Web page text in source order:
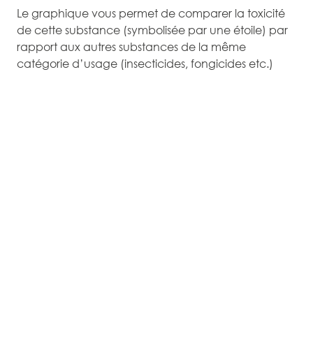
Le graphique vous permet de comparer la toxicité
de cette substance (symbolisée par une étoile) par
rapport aux autres substances de la même
catégorie d’usage (insecticides, fongicides etc.)